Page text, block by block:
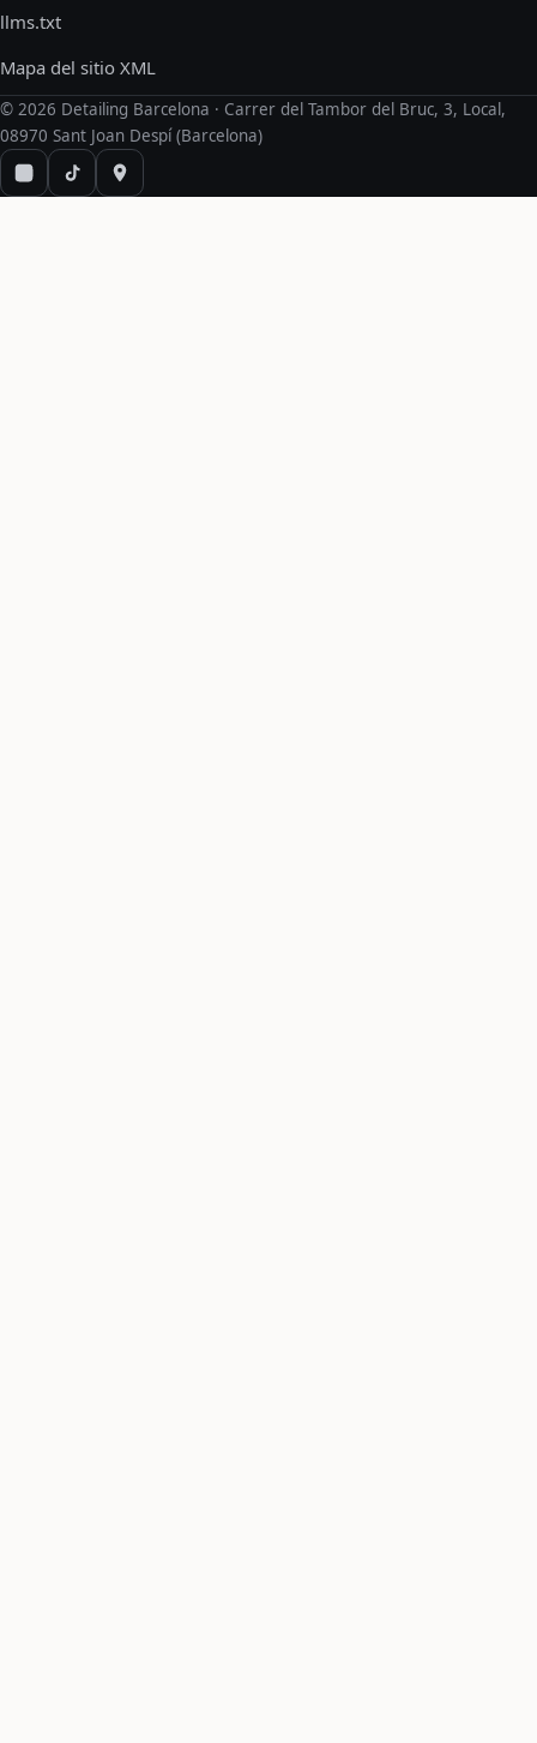
llms.txt
Mapa del sitio XML
© 2026 Detailing Barcelona · Carrer del Tambor del Bruc, 3, Local,
08970 Sant Joan Despí (Barcelona)